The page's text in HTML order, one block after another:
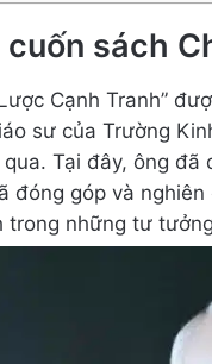
sách
Cạnh Tranh”
sư của Trường
Tại đây, ông đã
đóng góp và
trong những tư